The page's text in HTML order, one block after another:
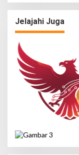
Jelajahi Juga